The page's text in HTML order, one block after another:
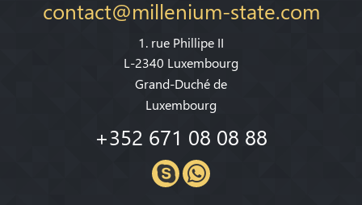
contact@millenium-state.com
1. rue Phillipe II
L-2340 Luxembourg
Grand-Duché de
Luxembourg
+352 671 08 08 88